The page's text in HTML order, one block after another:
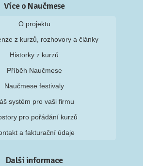
Více o Naučmese
O projektu
z kurzů, rozhovory a články
Historky z kurzů
Příběh Naučmese
Naučmese festivaly
systém pro vaši firmu
pro pořádání kurzů
a fakturační údaje
Další informace